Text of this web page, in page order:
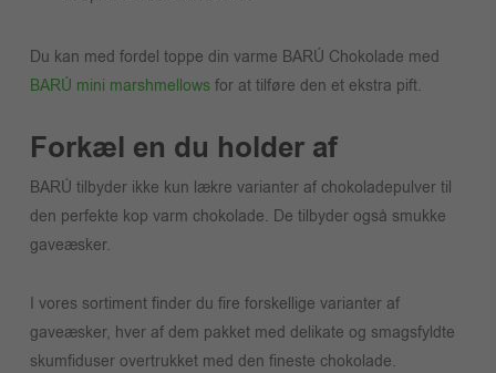
Du kan med fordel toppe din varme BARÚ Chokolade med
BARÚ mini marshmellowsfor at tilføre den et ekstra pift.
Forkæl en du holder af
BARÚ tilbyder ikke kun lækre varianter af chokoladepulver til
den perfekte kop varm chokolade. De tilbyder også smukke
gaveæsker.
I vores sortiment finder du fire forskellige varianter af
gaveæsker, hver af dem pakket med delikate og smagsfyldte
skumfiduser overtrukket med den fineste chokolade.